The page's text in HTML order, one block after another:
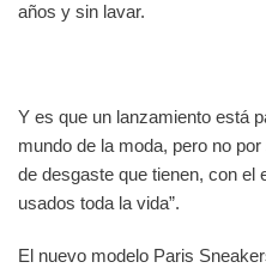
años y sin lavar.
Y es que un lanzamiento está
mundo de la moda, pero no
de desgaste que tienen, con el
usados toda la vida”.
El nuevo modelo Paris